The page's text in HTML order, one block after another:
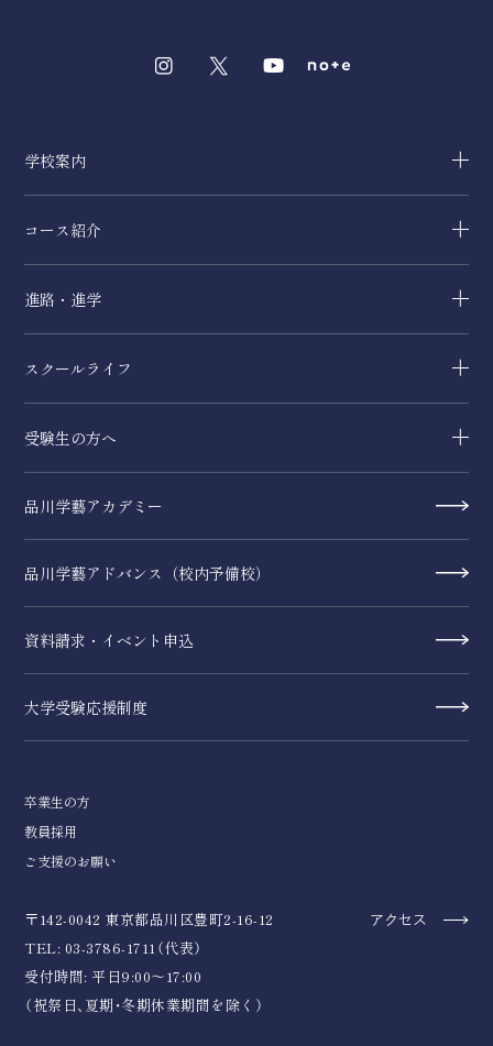
学校案内
コース紹介
進路・進学
スクールライフ
受験生の方へ
品川学藝アカデミー
品川学藝アドバンス（校内予備校）
資料請求・イベント申込
大学受験応援制度
卒業生の方
教員採用
ご支援のお願い
〒142-0042 東京都品川区豊町2-16-12
TEL: 03-3786-1711（代表）
受付時間: 平日9:00～17:00
（祝祭日、夏期・冬期休業期間を除く）
アクセス